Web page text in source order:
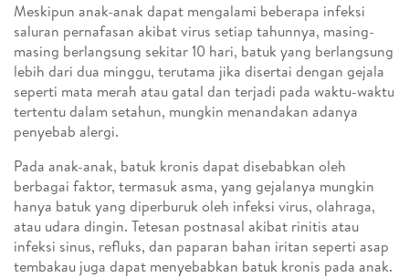
Meskipun anak-anak dapat mengalami beberapa infeksi
saluran pernafasan akibat virus setiap tahunnya, masing-
masing berlangsung sekitar 10 hari, batuk yang berlangsung
lebih dari dua minggu, terutama jika disertai dengan gejala
seperti mata merah atau gatal dan terjadi pada waktu-waktu
tertentu dalam setahun, mungkin menandakan adanya
penyebab alergi.
Pada anak-anak, batuk kronis dapat disebabkan oleh
berbagai faktor, termasuk asma, yang gejalanya mungkin
hanya batuk yang diperburuk oleh infeksi virus, olahraga,
atau udara dingin. Tetesan postnasal akibat rinitis atau
infeksi sinus, refluks, dan paparan bahan iritan seperti asap
tembakau juga dapat menyebabkan batuk kronis pada anak.